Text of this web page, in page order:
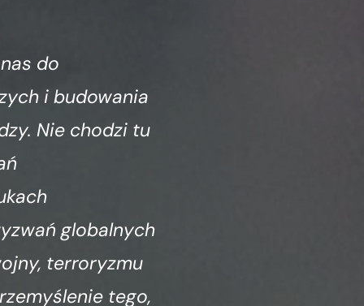
do
i budowania
Nie chodzi tu
globalnych
terroryzmu
tego,